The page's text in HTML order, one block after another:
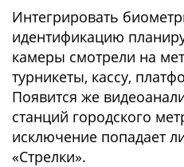
Интегрировать
идентификацию
камеры смотрели на
турникеты, кассу,
Появится же
станций городского
исключение попадает
«Стрелки».